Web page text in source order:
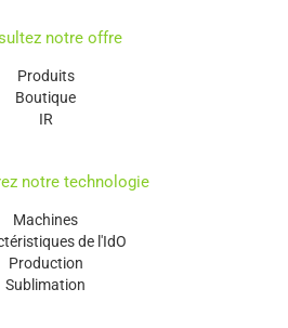
notre offre
Produits
Boutique
IR
notre technologie
Machines
de l'IdO
Production
Sublimation